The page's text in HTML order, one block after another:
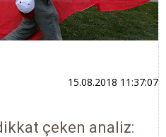
15.08.2018 11:37:07
çeken analiz: